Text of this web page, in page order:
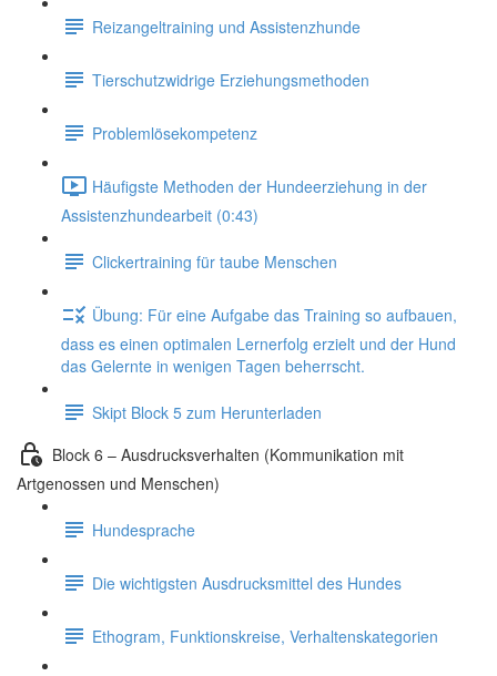
Reizangeltraining und Assistenzhunde
Tierschutzwidrige Erziehungsmethoden
Problemlösekompetenz
Häufigste Methoden der Hundeerziehung in der
Assistenzhundearbeit (0:43)
Clickertraining für taube Menschen
Übung: Für eine Aufgabe das Training so aufbauen,
dass es einen optimalen Lernerfolg erzielt und der Hund
das Gelernte in wenigen Tagen beherrscht.
Skipt Block 5 zum Herunterladen
Block 6 – Ausdrucksverhalten (Kommunikation mit
Artgenossen und Menschen)
Hundesprache
Die wichtigsten Ausdrucksmittel des Hundes
Ethogram, Funktionskreise, Verhaltenskategorien